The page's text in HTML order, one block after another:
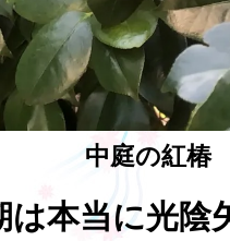
中庭の紅椿
は本当に光陰